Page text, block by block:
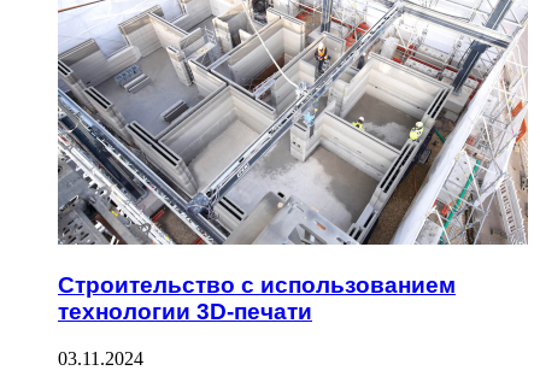
Строительство с использованием
технологии 3D-печати
03.11.2024